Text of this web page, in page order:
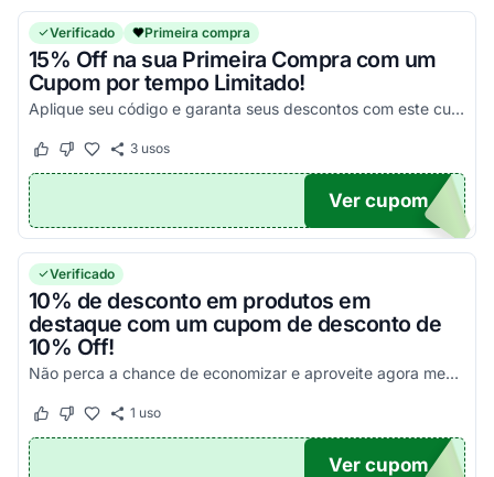
Verificado Primeira compra
15% Off na sua Primeira Compra com um
Cupom por tempo Limitado!
Aplique seu código e garanta seus descontos com este cupom imperdível!
Este cupom funcionou
Este cupom não funcionou
3usos
DO15
Ver cupom
Verificado
10% de desconto em produtos em
destaque com um cupom de desconto de
10% Off!
Não perca a chance de economizar e aproveite agora mesmo com o seu Cupom Fossil!
Este cupom funcionou
Este cupom não funcionou
1 uso
0DES
Ver cupom